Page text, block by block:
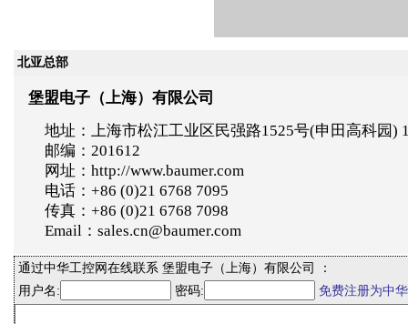
北亚总部
堡盟电子（上海）有限公司
地址：上海市松江工业区民强路1525号(申田高科园)
邮编：201612
网址：http://www.baumer.com
电话：+86 (0)21 6768 7095
传真：+86 (0)21 6768 7098
Email：sales.cn@baumer.com
通过中华工控网在线联系 堡盟电子（上海）有限公司 ：
用户名:
密码: 免费注册为中